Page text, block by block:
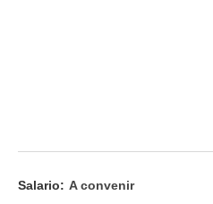
Salario: A convenir